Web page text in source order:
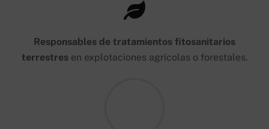
Responsables de tratamientos fitosanitarios
terrestresen explotaciones agrícolas o forestales.